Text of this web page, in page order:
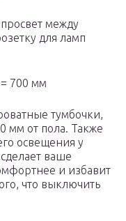
между
для ламп
700 мм
тумбочки,
мм от пола. Также
освещения у
ваше
и избавит
что выключить